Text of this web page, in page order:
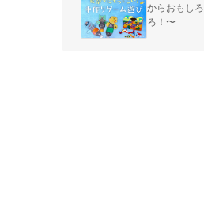
からおもし
ろ！〜